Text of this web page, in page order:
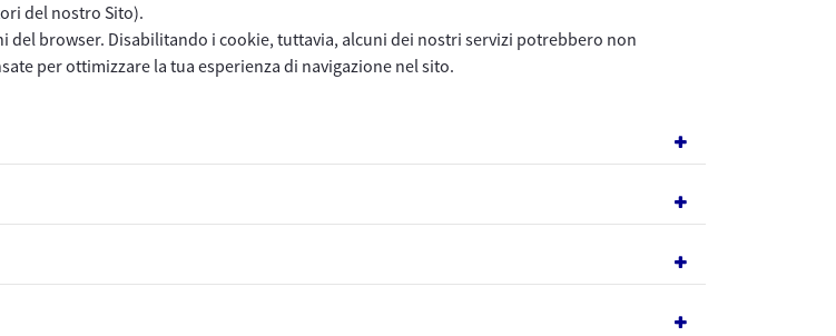
del nostro Sito).
browser. Disabilitando i cookie, tuttavia, alcuni dei nostri servizi potrebbero non
per ottimizzare la tua esperienza di navigazione nel sito.